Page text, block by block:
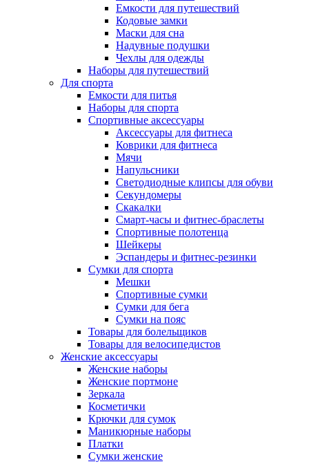
Емкости для путешествий
Кодовые замки
Маски для сна
Надувные подушки
Чехлы для одежды
Наборы для путешествий
Для спорта
Емкости для питья
Наборы для спорта
Спортивные аксессуары
Аксессуары для фитнеса
Коврики для фитнеса
Мячи
Напульсники
Светодиодные клипсы для обуви
Секундомеры
Скакалки
Смарт-часы и фитнес-браслеты
Спортивные полотенца
Шейкеры
Эспандеры и фитнес-резинки
Сумки для спорта
Мешки
Спортивные сумки
Сумки для бега
Сумки на пояс
Товары для болельщиков
Товары для велосипедистов
Женские аксессуары
Женские наборы
Женские портмоне
Зеркала
Косметички
Крючки для сумок
Маникюрные наборы
Платки
Сумки женские